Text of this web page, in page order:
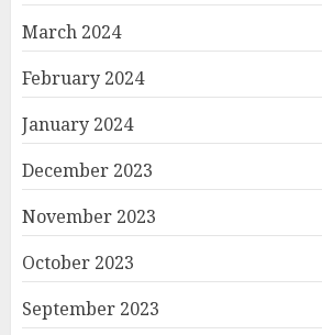
March 2024
February 2024
January 2024
December 2023
November 2023
October 2023
September 2023